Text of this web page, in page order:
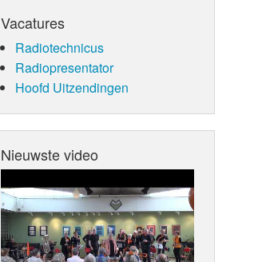
Vacatures
Radiotechnicus
Radiopresentator
Hoofd Uitzendingen
Nieuwste video